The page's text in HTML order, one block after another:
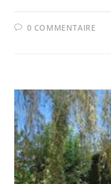
0 COMMENTAIRE